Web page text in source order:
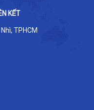
KẾT
TPHCM